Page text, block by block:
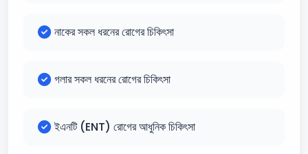
নাকের সকল ধরনের রোগের চিকিৎসা
গলার সকল ধরনের রোগের চিকিৎসা
ইএনটি (ENT) রোগের আধুনিক চিকিৎসা